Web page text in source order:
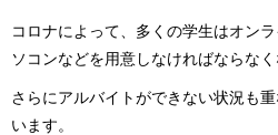
コロナによって、多くの学生はオン
ソコンなどを用意しなければならな
さらにアルバイトができない状況も
います。